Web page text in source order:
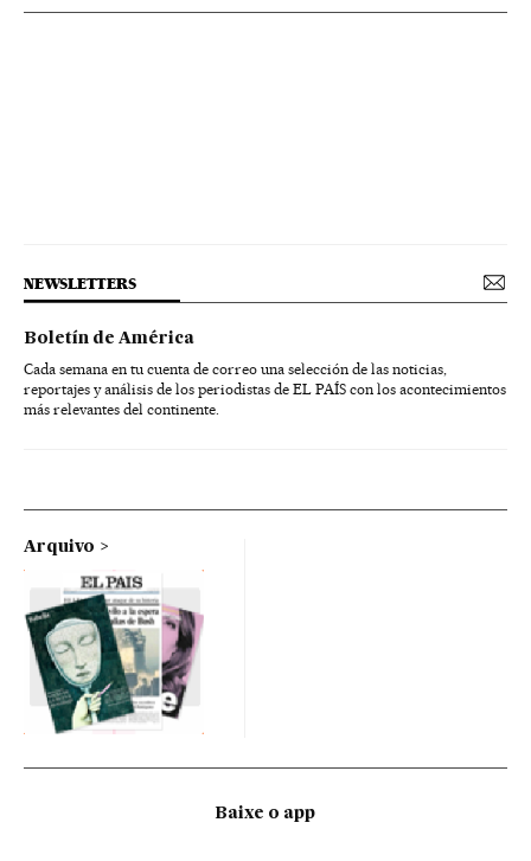
NEWSLETTERS
Boletín de América
Cada semana en tu cuenta de correo una selección de las noticias,
reportajes y análisis de los periodistas de EL PAÍS con los acontecimientos
más relevantes del continente.
Arquivo
Baixe o app